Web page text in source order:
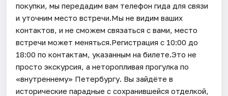
покупки, мы передадим вам телефон гида для связи
и уточним место встречи.Мы не видим ваших
контактов, и не сможем связаться с вами, место
встречи может меняться.Регистрация с 10:00 до
18:00 по контактам, указанным на билете.Это не
просто экскурсия, а неторопливая прогулка по
«внутреннему» Петербургу. Вы зайдёте в
исторические парадные с сохранившейся отделкой,